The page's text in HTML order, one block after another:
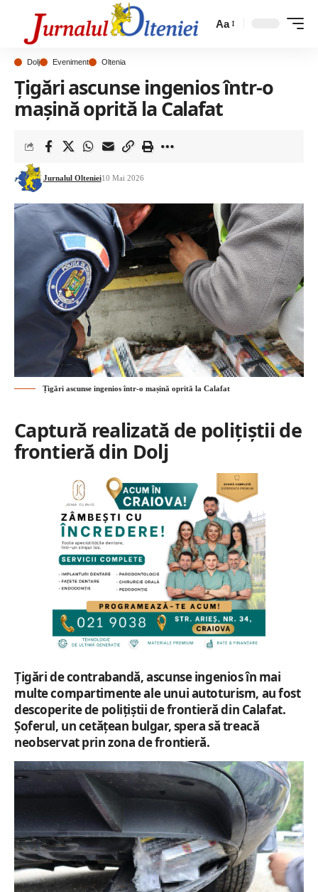
Aa
Dolj Eveniment Oltenia
Țigări ascunse ingenios într-o
mașină oprită la Calafat
Jurnalul Olteniei10 Mai 2026
Țigări ascunse ingenios într-o mașină oprită la Calafat
Captură realizată de polițiștii de
frontieră din Dolj
Țigări de contrabandă, ascunse ingenios în mai
multe compartimente ale unui autoturism, au fost
descoperite de polițiștii de frontieră din Calafat.
Șoferul, un cetățean bulgar, spera să treacă
neobservat prin zona de frontieră.